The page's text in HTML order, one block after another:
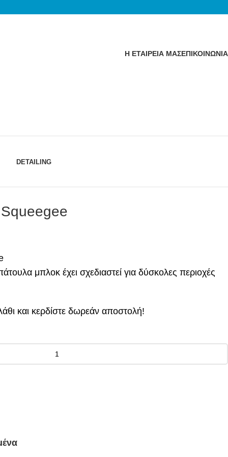
Η ΕΤΑΙΡΕΙΑ ΜΑΣΕΠΙΚΟΙΝΩΝΙΑ
DETAILING
μπλοκ έχει σχεδιαστεί για δύσκολες περιοχές
και κερδίστε δωρεάν αποστολή!